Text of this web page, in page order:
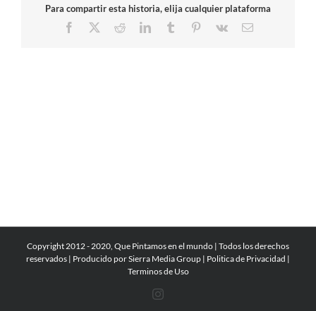
Para compartir esta historia, elija cualquier plataforma
Facebook
RedditLinkedInTumblr Pinterest
Vk Email
Copyright 2012 - 2020, Que Pintamos en el mundo | Todos los derechos
reservados | Producido porSierra Media Group | Politica de Privacidad |
Terminos de Uso
Instagram